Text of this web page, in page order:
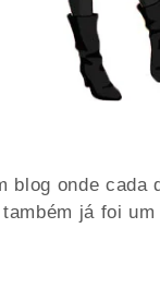
blog onde cada
já foi